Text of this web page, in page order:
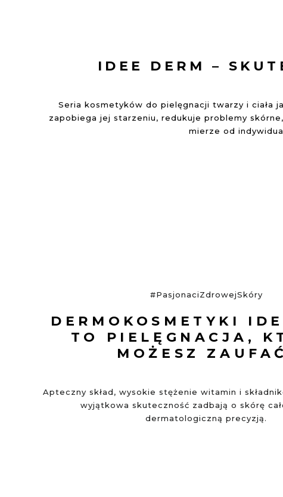
IDEE DERM –
Seria kosmetyków do pielęgnacji twarzy i ciała
zapobiega jej starzeniu, redukuje problemy
mierze od
#PasjonaciZdrowejSkóry
DERMOKOSMETYKI
TO PIELĘGNACJA,
MOŻESZ
Apteczny skład, wysokie stężenie witamin i
wyjątkowa skuteczność zadbają o skórę
dermatologiczną precyzją.